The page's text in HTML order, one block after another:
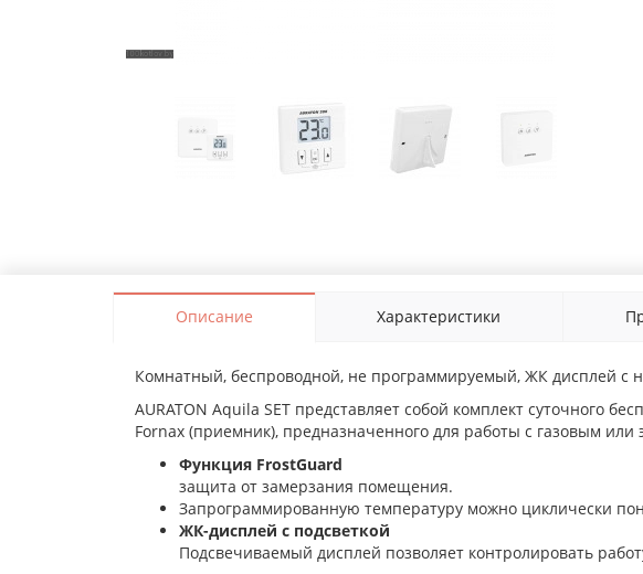
Описание Характеристики
Комнатный, беспроводной, не программируемый, ЖК дисплей с
AURATON Aquila SET представляет собой комплект суточного
Fornax (приемник), предназначенного для работы с газовым или
Функция FrostGuard
защита от замерзания помещения.
Запрограммированную температуру можно циклически
ЖК-дисплей с подсветкой
Подсвечиваемый дисплей позволяет контролировать